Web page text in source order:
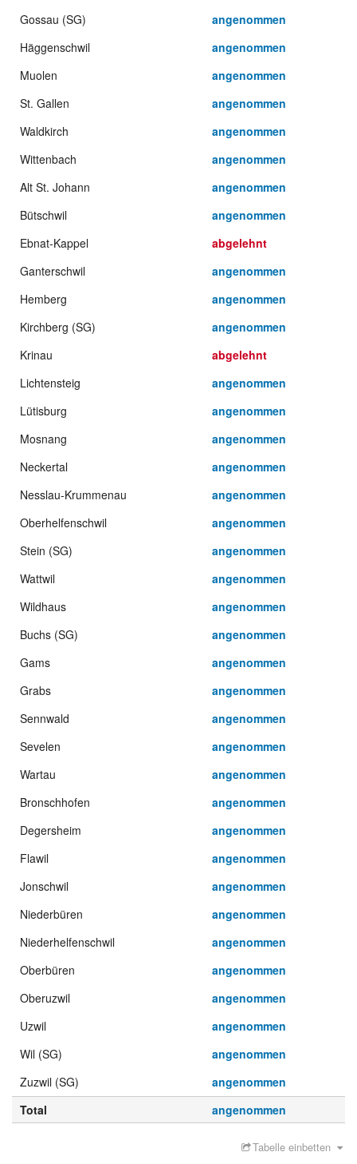
Gossau (SG)
angenommen
Häggenschwil
angenommen
Muolen
angenommen
St. Gallen
angenommen
Waldkirch
angenommen
Wittenbach
angenommen
Alt St. Johann
angenommen
Bütschwil
angenommen
Ebnat-Kappel
abgelehnt
Ganterschwil
angenommen
Hemberg
angenommen
Kirchberg (SG)
angenommen
Krinau
abgelehnt
Lichtensteig
angenommen
Lütisburg
angenommen
Mosnang
angenommen
Neckertal
angenommen
Nesslau-Krummenau
angenommen
Oberhelfenschwil
angenommen
Stein (SG)
angenommen
Wattwil
angenommen
Wildhaus
angenommen
Buchs (SG)
angenommen
Gams
angenommen
Grabs
angenommen
Sennwald
angenommen
Sevelen
angenommen
Wartau
angenommen
Bronschhofen
angenommen
Degersheim
angenommen
Flawil
angenommen
Jonschwil
angenommen
Niederbüren
angenommen
Niederhelfenschwil
angenommen
Oberbüren
angenommen
Oberuzwil
angenommen
Uzwil
angenommen
Wil (SG)
angenommen
Zuzwil (SG)
angenommen
Total
angenommen
Tabelle einbetten